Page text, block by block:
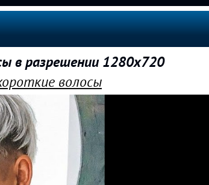
в разрешении 1280x720
волосы